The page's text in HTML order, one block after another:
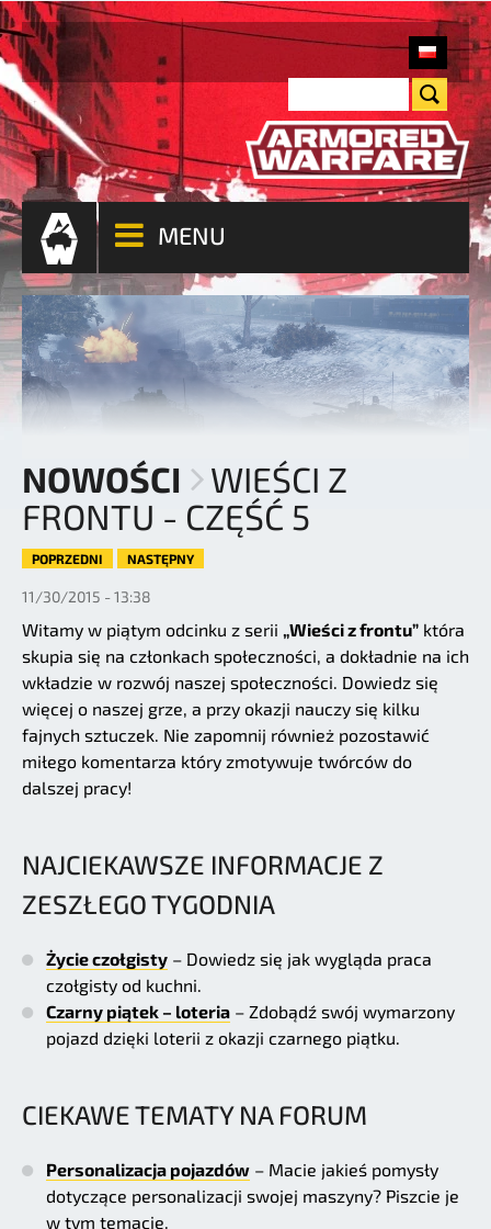
MENU
NOWOŚCI
WIEŚCI Z
FRONTU - CZĘŚĆ 5
POPRZEDNI NASTĘPNY
11/30/2015 - 13:38
Witamy w piątym odcinku z serii „Wieści z frontu” która
skupia się na członkach społeczności, a dokładnie na ich
wkładzie w rozwój naszej społeczności. Dowiedz się
więcej o naszej grze, a przy okazji nauczy się kilku
fajnych sztuczek. Nie zapomnij również pozostawić
miłego komentarza który zmotywuje twórców do
dalszej pracy!
NAJCIEKAWSZE INFORMACJE Z
ZESZŁEGO TYGODNIA
Życie czołgisty – Dowiedz się jak wygląda praca
czołgisty od kuchni.
Czarny piątek – loteria – Zdobądź swój wymarzony
pojazd dzięki loterii z okazji czarnego piątku.
CIEKAWE TEMATY NA FORUM
Personalizacja pojazdów – Macie jakieś pomysły
dotyczące personalizacji swojej maszyny? Piszcie je
w tym temacie.